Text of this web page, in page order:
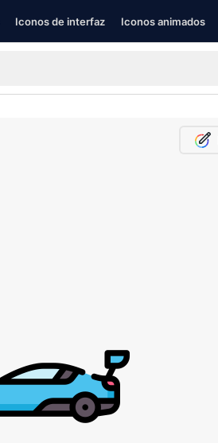
Iconos de interfaz Iconos animados